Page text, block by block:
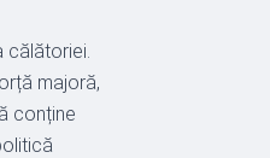
călătoriei.
majoră,
conține